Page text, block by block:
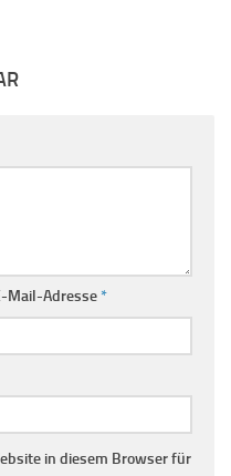
Mail-Adresse*
in diesem Browser für